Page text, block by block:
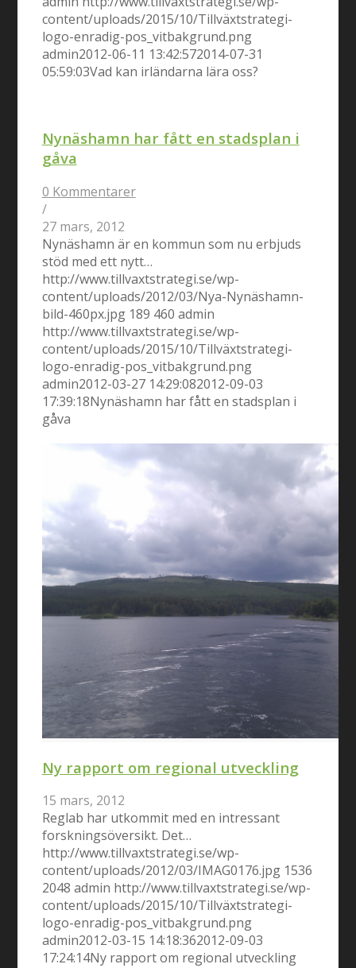
content/uploads/2015/10/Tillväxtstrategi-
logo-enradig-pos_vitbakgrund.png
admin2012-06-11 13:42:572014-07-31
05:59:03Vad kan irländarna lära oss?
Nynäshamn har fått en stadsplan i
gåva
0 Kommentarer
/
27 mars, 2012
Nynäshamn är en kommun som nu erbjuds
stöd med ett nytt…
http://www.tillvaxtstrategi.se/wp-
content/uploads/2012/03/Nya-Nynäshamn-
bild-460px.jpg 189 460 admin
http://www.tillvaxtstrategi.se/wp-
content/uploads/2015/10/Tillväxtstrategi-
logo-enradig-pos_vitbakgrund.png
admin2012-03-27 14:29:082012-09-03
17:39:18Nynäshamn har fått en stadsplan i
gåva
Ny rapport om regional utveckling
15 mars, 2012
Reglab har utkommit med en intressant
forskningsöversikt. Det…
http://www.tillvaxtstrategi.se/wp-
content/uploads/2012/03/IMAG0176.jpg 1536
2048 admin http://www.tillvaxtstrategi.se/wp-
content/uploads/2015/10/Tillväxtstrategi-
logo-enradig-pos_vitbakgrund.png
admin2012-03-15 14:18:362012-09-03
17:24:14Ny rapport om regional utveckling